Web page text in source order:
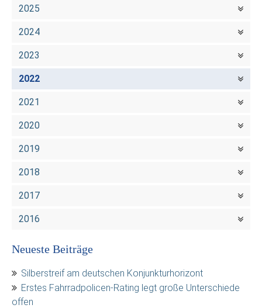
2025
2024
2023
2022
2021
2020
2019
2018
2017
2016
Neueste Beiträge
Silberstreif am deutschen Konjunkturhorizont
Erstes Fahrradpolicen-Rating legt große Unterschiede
offen